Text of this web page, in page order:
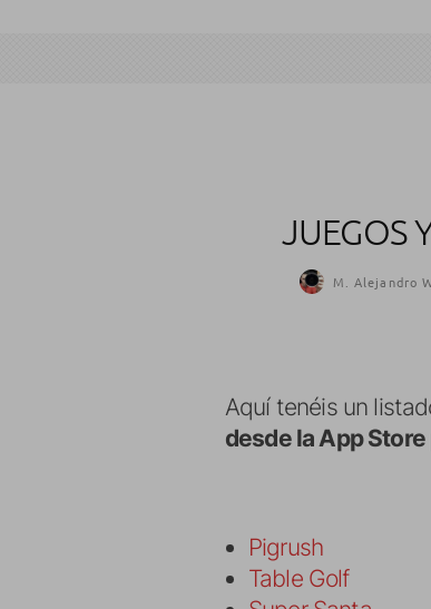
JUEGOS
M. Alejandro
Aquí tenéis un
desde la App
Pigrush
Table Golf